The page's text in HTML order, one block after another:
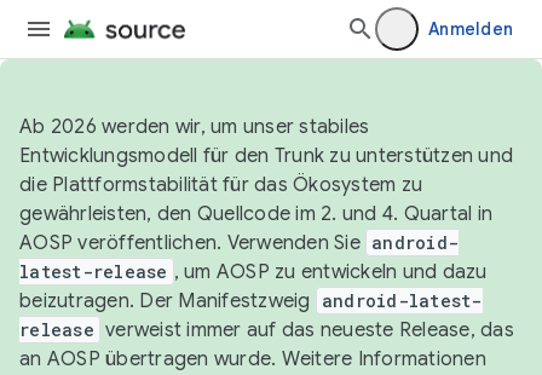
Anmelden
Ab 2026 werden wir, um unser stabiles
Entwicklungsmodell für den Trunk zu unterstützen und
die Plattformstabilität für das Ökosystem zu
gewährleisten, den Quellcode im 2. und 4. Quartal in
AOSP veröffentlichen. Verwenden Sie android-
latest-release , um AOSP zu entwickeln und dazu
beizutragen. Der Manifestzweig
android-latest-
release verweist immer auf das neueste Release, das
an AOSP übertragen wurde. Weitere Informationen